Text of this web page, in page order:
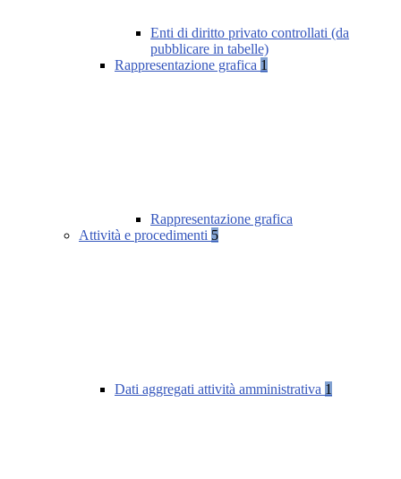
Enti di diritto privato controllati (da
pubblicare in tabelle)
Rappresentazione grafica 1
Rappresentazione grafica
Attività e procedimenti 5
Dati aggregati attività amministrativa 1